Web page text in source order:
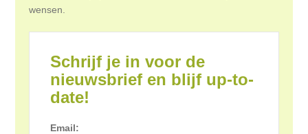
wensen.
Schrijf je in voor de
nieuwsbrief en blijf up-to-
date!
Email: